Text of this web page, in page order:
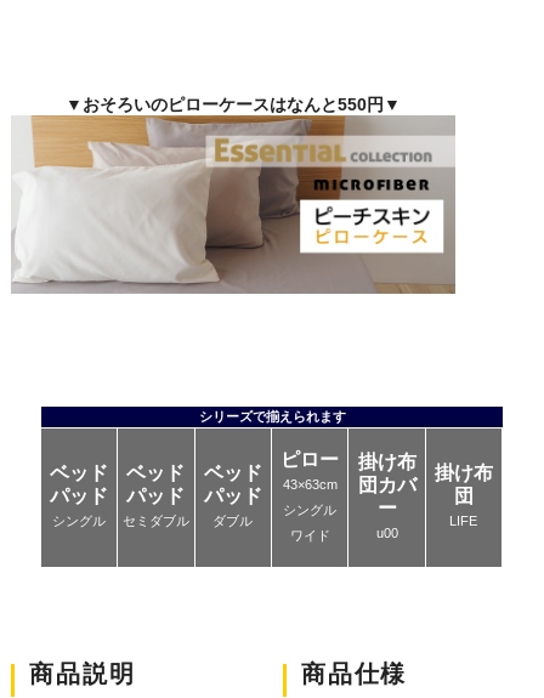
▼おそろいのピローケースはなんと550円▼
シリーズで揃えられます
ベッド
パッド
シングル
ベッド
パッド
セミダブル
ベッド
パッド
ダブル
ピロー
43×63cm
シングル
ワイド
掛け布
団カバ
ー
u00
掛け布
団
LIFE
商品説明 商品仕様